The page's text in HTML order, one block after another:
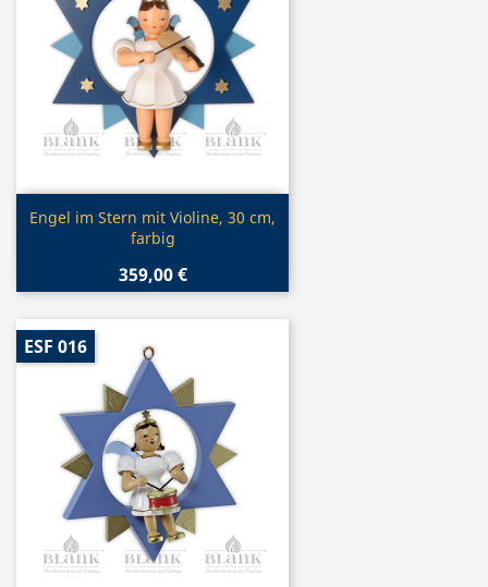
Vorschau
Engel im Stern mit Violine, 30 cm,
farbig
359,00 €
ESF 016